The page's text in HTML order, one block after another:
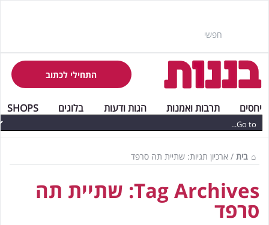
התחילי לכתוב
יחסים תרבות ואמנות הגות ודעות בלוגים SHOPS
בית / ארכיון תגיות: שתיית תה סרפד
Tag Archives: שתיית תה
סרפד